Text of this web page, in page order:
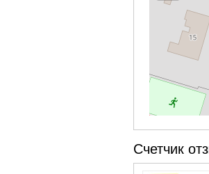
Счетчик